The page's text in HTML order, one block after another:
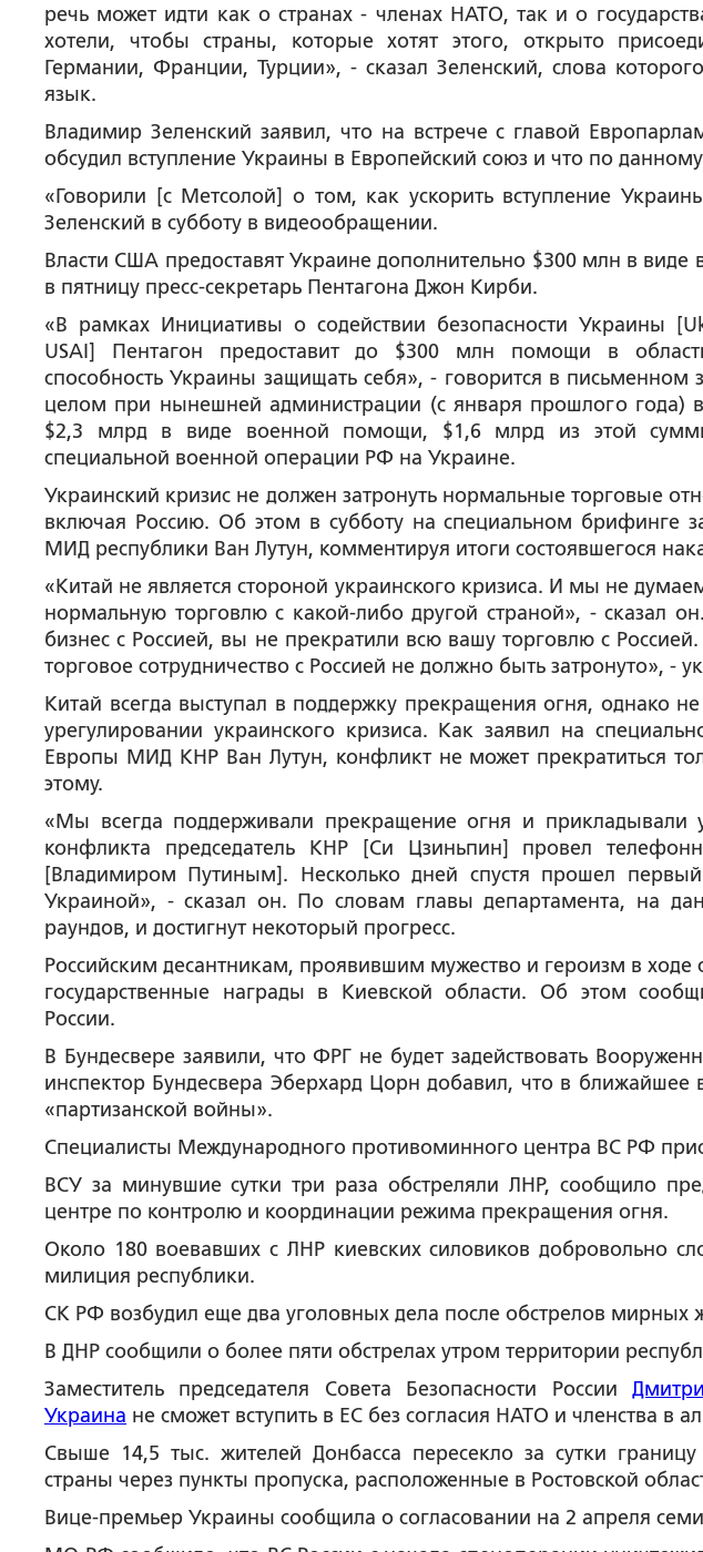
речь может идти как о странах - членах НАТО, так и о
хотели, чтобы страны, которые хотят этого, открыто
Германии, Франции, Турции», - сказал Зеленский, слова
язык.
Владимир Зеленский заявил, что на встрече с главой
обсудил вступление Украины в Европейский союз и что по
«Говорили [с Метсолой] о том, как ускорить вступление
Зеленский в субботу в видеообращении.
Власти США предоставят Украине дополнительно $300 млн в
в пятницу пресс-секретарь Пентагона Джон Кирби.
«В рамках Инициативы о содействии безопасности Украины
USAI] Пентагон предоставит до $300 млн помощи в
способность Украины защищать себя», - говорится в
целом при нынешней администрации (с января прошлого года)
$2,3 млрд в виде военной помощи, $1,6 млрд из этой
специальной военной операции РФ на Украине.
Украинский кризис не должен затронуть нормальные торговые
включая Россию. Об этом в субботу на специальном брифинге
МИД республики Ван Лутун, комментируя итоги состоявшегося
«Китай не является стороной украинского кризиса. И мы не
нормальную торговлю с какой-либо другой страной», - сказал
бизнес с Россией, вы не прекратили всю вашу торговлю с
торговое сотрудничество с Россией не должно быть затронуто», -
Китай всегда выступал в поддержку прекращения огня, однако
урегулировании украинского кризиса. Как заявил на
Европы МИД КНР Ван Лутун, конфликт не может прекратиться
этому.
«Мы всегда поддерживали прекращение огня и прикладывали
конфликта председатель КНР [Си Цзиньпин] провел
[Владимиром Путиным]. Несколько дней спустя прошел
Украиной», - сказал он. По словам главы департамента, на
раундов, и достигнут некоторый прогресс.
Российским десантникам, проявившим мужество и героизм в
государственные награды в Киевской области. Об этом
России.
В Бундесвере заявили, что ФРГ не будет задействовать
инспектор Бундесвера Эберхард Цорн добавил, что в
«партизанской войны».
Специалисты Международного противоминного центра ВС РФ
ВСУ за минувшие сутки три раза обстреляли ЛНР, сообщило
центре по контролю и координации режима прекращения огня.
Около 180 воевавших с ЛНР киевских силовиков добровольно
милиция республики.
СК РФ возбудил еще два уголовных дела после обстрелов мирных
В ДНР сообщили о более пяти обстрелах утром территории
Заместитель председателя Совета Безопасности России
Украина не сможет вступить в ЕС без согласия НАТО и членства в
Свыше 14,5 тыс. жителей Донбасса пересекло за сутки
страны через пункты пропуска, расположенные в Ростовской
Вице-премьер Украины сообщила о согласовании на 2 апреля